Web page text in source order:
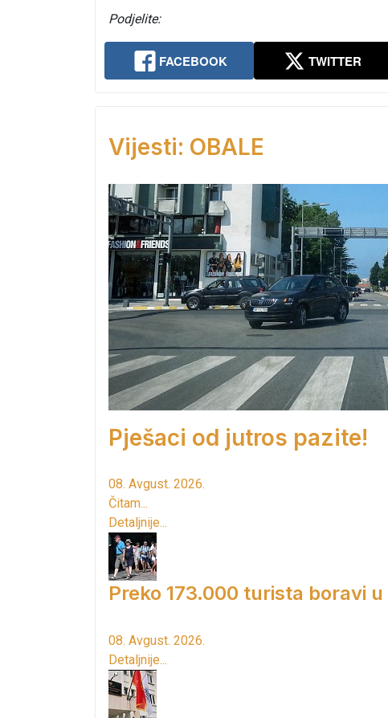
Podjelite:
FACEBOOK TWITTER
Vijesti: OBALE
Pješaci od jutros pazite!
08. Avgust. 2026.
Čitam...
Detaljnije...
Preko 173.000 turista boravi u
08. Avgust. 2026.
Detaljnije...